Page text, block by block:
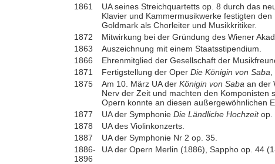
1861
UA seines Streichquartetts op. 8 durch das
Klavier und Kammermusikwerke festigten
Goldmark als Chorleiter und Musikkritiker.
1872
Mitwirkung bei der Gründung des Wiener
1863
Auszeichnung mit einem Staatsstipendium.
1866
Ehrenmitglied der Gesellschaft der
1871
Fertigstellung der Oper Die Königin von Saba
1875
Am 10. März UA der Königin von Saba an der
Nerv der Zeit und machten den Komponisten
Opern konnte an diesen außergewöhnlichen
1877
UA der Symphonie Die Ländliche Hochzeitop.
1878
UA des Violinkonzerts.
1887
UA der Symphonie Nr 2 op. 35.
1886-
1896
UA der Opern Merlin (1886), Sappho op. 44